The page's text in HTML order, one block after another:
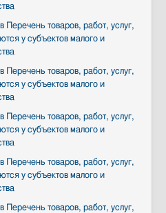
товаров, работ, услуг,
у субъектов малого и
товаров, работ, услуг,
у субъектов малого и
товаров, работ, услуг,
у субъектов малого и
товаров, работ, услуг,
у субъектов малого и
товаров, работ, услуг,